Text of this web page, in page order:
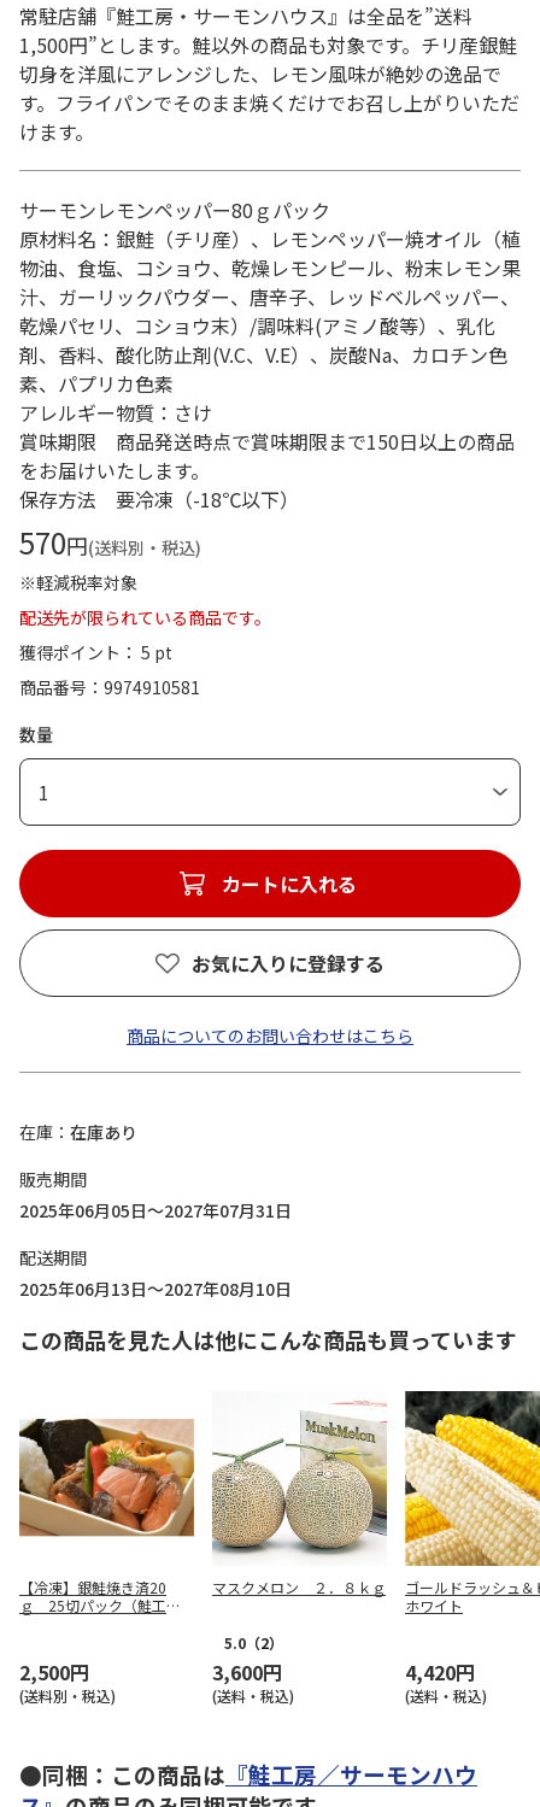
常駐店舗『鮭工房・サーモンハウス』は全品を”送料
1,500円”とします。鮭以外の商品も対象です。チリ産銀鮭
切身を洋風にアレンジした、レモン風味が絶妙の逸品で
す。フライパンでそのまま焼くだけでお召し上がりいただ
けます。
サーモンレモンペッパー80ｇパック
原材料名：銀鮭（チリ産）、レモンペッパー焼オイル（植
物油、食塩、コショウ、乾燥レモンピール、粉末レモン果
汁、ガーリックパウダー、唐辛子、レッドベルペッパー、
乾燥パセリ、コショウ末）/調味料(アミノ酸等）、乳化
剤、香料、酸化防止剤(V.C、V.E）、炭酸Na、カロチン色
素、パプリカ色素
アレルギー物質：さけ
賞味期限 商品発送時点で賞味期限まで150日以上の商品
をお届けいたします。
保存方法 要冷凍（-18℃以下）
570円(送料別・税込)
※軽減税率対象
配送先が限られている商品です。
獲得ポイント： 5 pt
商品番号
9974910581
数量
1
カートに入れる
お気に入りに登録する
商品についてのお問い合わせはこちら
在庫
在庫あり
販売期間
2025年06月05日～2027年07月31日
配送期間
2025年06月13日～2027年08月10日
この商品を見た人は他にこんな商品も買っています
【冷凍】銀鮭焼き済20
ｇ 25切パック（鮭工
2,500円
(送料別・税込)
マスクメロン ２．８ｋｇ
5.0 （2）
3,600円
(送料・税込)
ゴールドラッシュ＆
ホワイト
4,420円
(送料・税込)
●同梱：この商品は 『鮭工房／サーモンハウ